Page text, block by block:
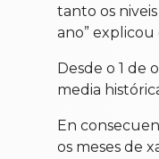
tanto os
ano”
Desde o 1 de
media
En
os meses de